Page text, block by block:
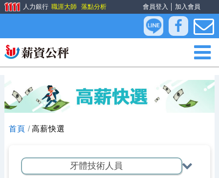
會員登入 加入會員
人力銀行 職涯大師 落點分析
首頁 高薪快選